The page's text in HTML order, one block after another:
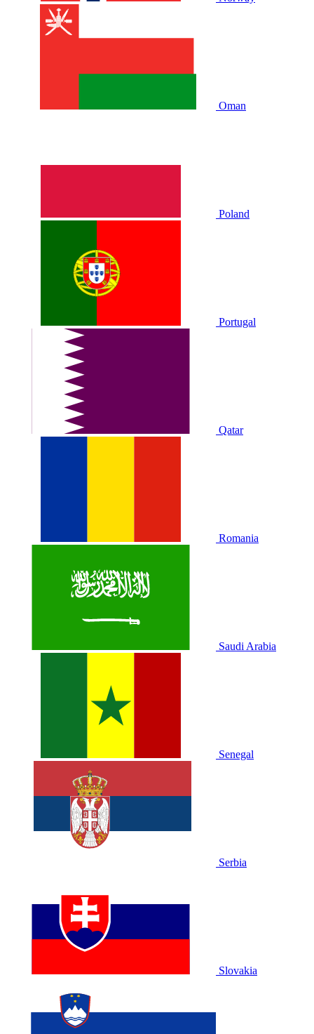
Oman
Poland
Portugal
Qatar
Romania
Saudi Arabia
Senegal
Serbia
Slovakia